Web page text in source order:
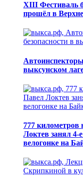
XIII Фестиваль
прошёл в
выксунском
777 километров
Локтев занял 4-
велогонке на